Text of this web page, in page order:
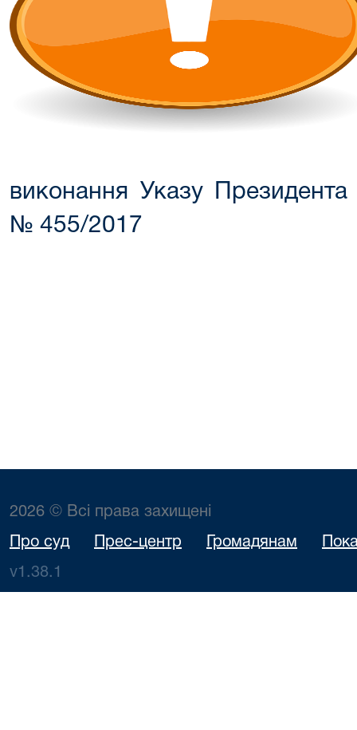
виконання Указу Президента
№ 455/2017
2026 © Всі права захищені
Про суд Прес-центр Громадянам
v1.38.1